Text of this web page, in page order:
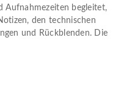
begleitet,
den technischen
und Rückblenden. Die